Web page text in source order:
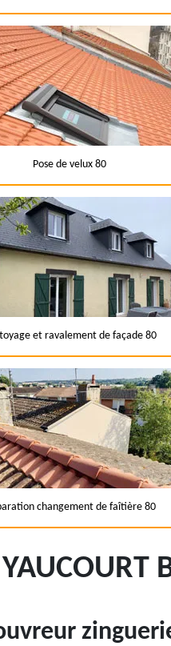
Pose de velux 80
et ravalement de façade 80
changement de faîtière 80